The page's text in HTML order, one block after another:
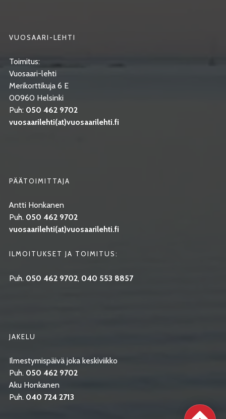
VUOSAARI-LEHTI
Toimitus:
Vuosaari-lehti
Merikorttikuja 6 E
00960 Helsinki
Puh: 050 462 9702
vuosaarilehti(at)vuosaarilehti.fi
PÄÄTOIMITTAJA
Antti Honkanen
Puh. 050 462 9702
vuosaarilehti(at)vuosaarilehti.fi
ILMOITUKSET JA TOIMITUS:
Puh. 050 462 9702, 040 553 8857
JAKELU
Ilmestymispäivä joka keskiviikko
Puh. 050 462 9702
Aku Honkanen
Puh. 040 724 2713